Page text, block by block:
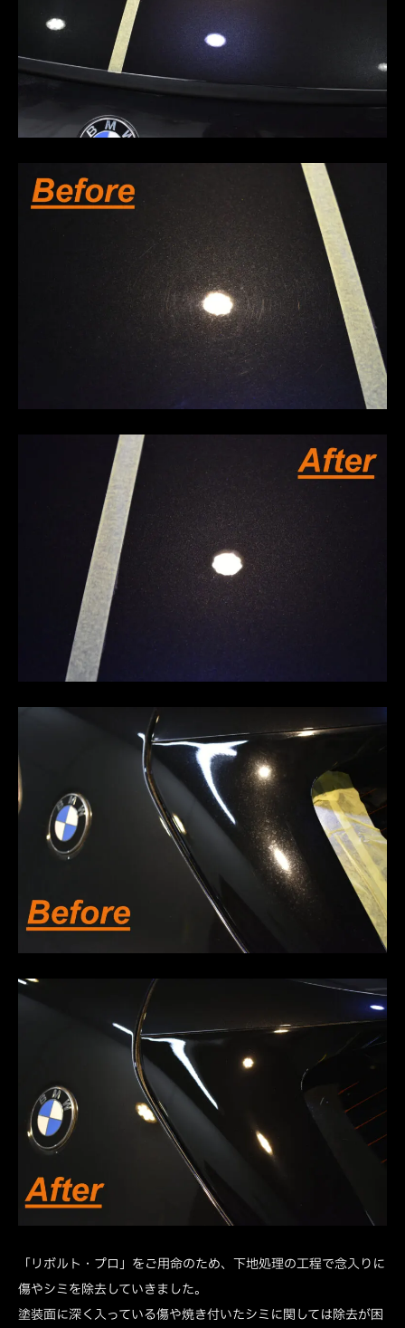
「リボルト・プロ」をご用命のため、下地処理の工程で念入りに
傷やシミを除去していきました。
塗装面に深く入っている傷や焼き付いたシミに関しては除去が困